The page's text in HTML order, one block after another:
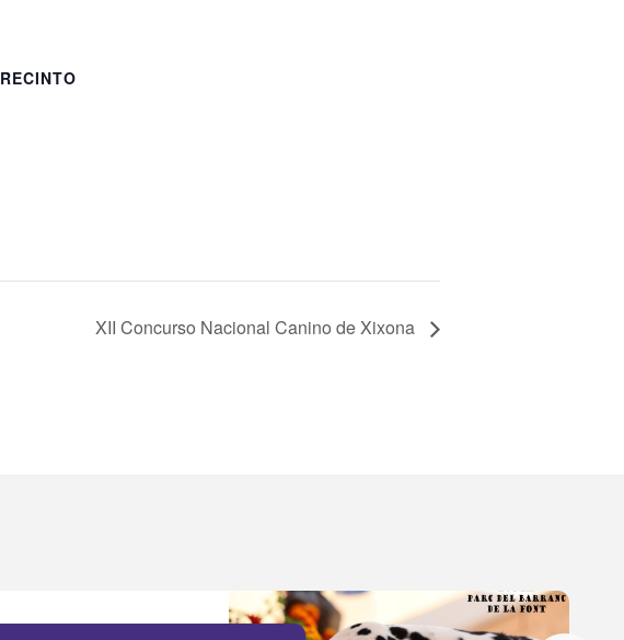
RECINTO
XII Concurso Nacional Canino de Xixona